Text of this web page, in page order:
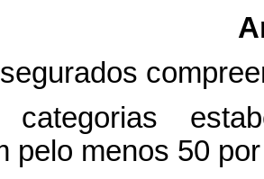
compree
categorias
pelo menos 50